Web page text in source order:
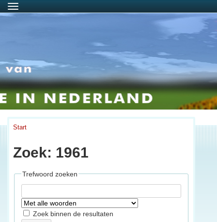
Menu
Start
Zoek: 1961
Trefwoord zoeken
Zoek binnen de resultaten